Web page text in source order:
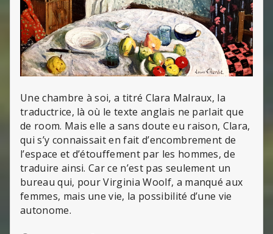
Une chambre à soi, a titré Clara Malraux, la
traductrice, là où le texte anglais ne parlait que
de room. Mais elle a sans doute eu raison, Clara,
qui s’y connaissait en fait d’encombrement de
l’espace et d’étouffement par les hommes, de
traduire ainsi. Car ce n’est pas seulement un
bureau qui, pour Virginia Woolf, a manqué aux
femmes, mais une vie, la possibilité d’une vie
autonome.